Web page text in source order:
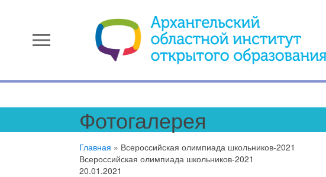
menu
Фотогалерея
Главная » Всероссийская олимпиада школьников-2021
Всероссийская олимпиада школьников-2021
20.01.2021